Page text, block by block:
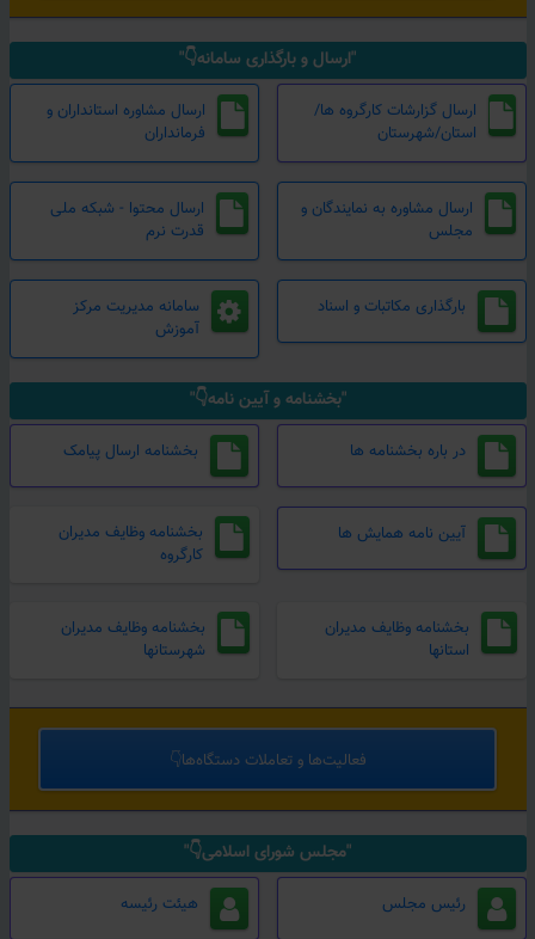
"ارسال و بارگذاری سامانه👇"
ارسال گزارشات کارگروه ها/
استان/شهرستان
ارسال مشاوره استانداران و
فرمانداران
ارسال مشاوره به نمایندگان و
مجلس
ارسال محتوا - شبکه ملی
قدرت نرم
بارگذاری مکاتبات و اسناد
سامانه مدیریت مرکز
آموزش
"بخشنامه و آیین نامه👇"
در باره بخشنامه ها بخشنامه ارسال پیامک
آیین نامه همایش ها
بخشنامه وظایف مدیران
کارگروه
بخشنامه وظایف مدیران
استانها
بخشنامه وظایف مدیران
شهرستانها
فعالیت‌ها و تعاملات دستگاه‌ها👇
"مجلس شورای اسلامی👇"
رئیس مجلس هیئت رئیسه